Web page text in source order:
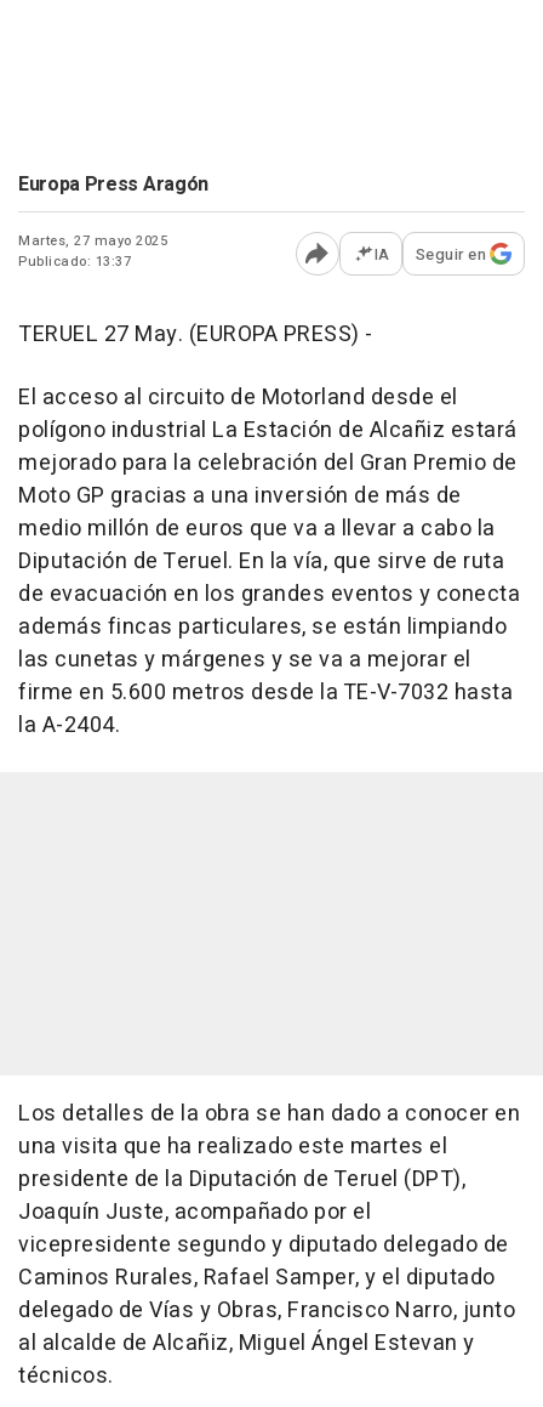
Europa Press Aragón
Martes, 27 mayo 2025
Publicado: 13:37
Abrir opciones para
IA Seguir en
TERUEL 27 May. (EUROPA PRESS) -
El acceso al circuito de Motorland desde el
polígono industrial La Estación de Alcañiz estará
mejorado para la celebración del Gran Premio de
Moto GP gracias a una inversión de más de
medio millón de euros que va a llevar a cabo la
Diputación de Teruel. En la vía, que sirve de ruta
de evacuación en los grandes eventos y conecta
además fincas particulares, se están limpiando
las cunetas y márgenes y se va a mejorar el
firme en 5.600 metros desde la TE-V-7032 hasta
la A-2404.
Los detalles de la obra se han dado a conocer en
una visita que ha realizado este martes el
presidente de la Diputación de Teruel (DPT),
Joaquín Juste, acompañado por el
vicepresidente segundo y diputado delegado de
Caminos Rurales, Rafael Samper, y el diputado
delegado de Vías y Obras, Francisco Narro, junto
al alcalde de Alcañiz, Miguel Ángel Estevan y
técnicos.